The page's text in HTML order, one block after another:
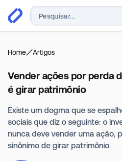
Home Artigos
Vender ações por perda
é girar patrimônio
Existe um dogma que se
sociais que diz o seguinte: o
nunca deve vender uma ação,
sinônimo de girar patrimônio